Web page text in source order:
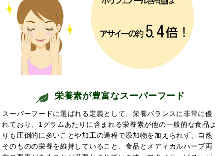
栄養素が豊富なスーパーフード
スーパーフードに選ばれる定義として、栄養バランスに非常に優
れており、1グラムあたりに含まれる栄養素が他の一般的な食品よ
りも圧倒的に多いことや加工の過程で添加物を加えられず、自然
そのものの栄養を維持していること、食品とメディカルハーブ両